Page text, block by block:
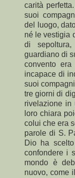
carità
suoi
del luogo,
né le vestigia
di
guardiano di
convento
incapace di
suoi
tre giorni di
rivelazione in
loro chiara
colui che era
parole di S.
Dio ha
confondere i
mondo è
nuovo, come